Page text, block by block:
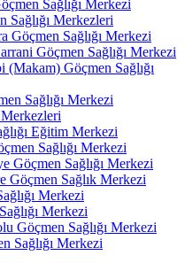
Sağlığı Merkezi
Sağlığı Merkezleri
Göçmen Sağlığı Merkezi
Göçmen Sağlığı Merkezi
(Makam) Göçmen Sağlığı
Sağlığı Merkezi
Eğitim Merkezi
Sağlığı Merkezi
Göçmen Sağlığı Merkezi
Göçmen Sağlık Merkezi
Merkezi
Merkezi
Göçmen Sağlığı Merkezi
Sağlığı Merkezi